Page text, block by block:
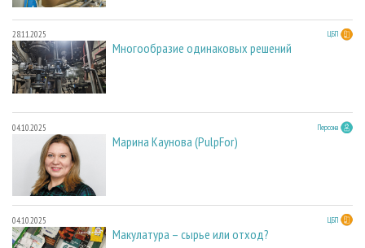
28.11.2025 ЦБП
Многообразие одинаковых решений
04.10.2025 Персона
Марина Каунова (PulpFor)
04.10.2025 ЦБП
Макулатура – сырье или отход?